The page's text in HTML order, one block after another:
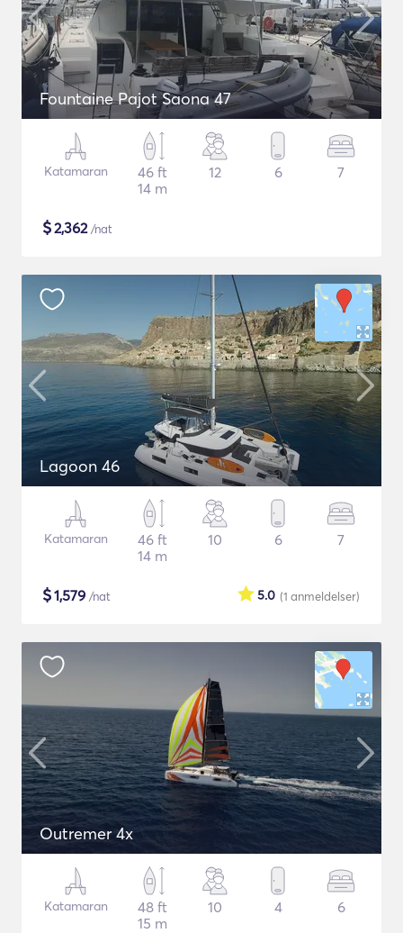
Fountaine Pajot Saona 47
Katamaran
46 ft
14 m
12 6 7
$2,362/nat
Lagoon 46
Katamaran
46 ft
14 m
10 6 7
$1,579 /nat (1 anmeldelser)
5.0
Outremer 4x
Katamaran
48 ft
15 m
10 4 6